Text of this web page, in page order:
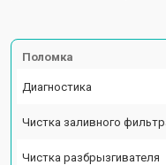
Поломка
Диагностика
Чистка заливного
Чистка разбрызгивателя